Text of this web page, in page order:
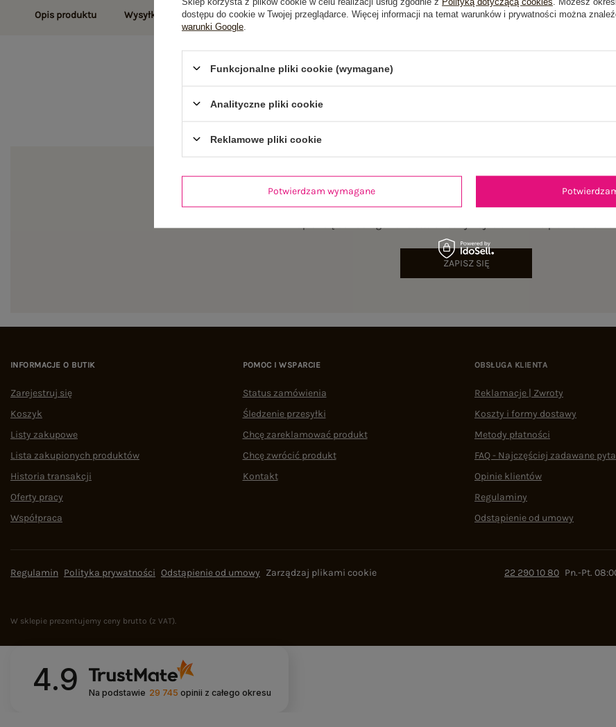
Opis produktu Wysyłka i dostawa Zwroty i reklamacje Opinie o produkcie(0)
ZAPISZ SIĘ
INFORMACJE O BUTIK
Zarejestruj się
Koszyk
Listy zakupowe
Lista zakupionych produktów
Historia transakcji
Oferty pracy
Współpraca
POMOC I WSPARCIE
Status zamówienia
Śledzenie przesyłki
Chcę zareklamować produkt
Chcę zwrócić produkt
Kontakt
OBSŁUGA KLIENTA
Reklamacje | Zwroty
Koszty i formy dostawy
Metody płatności
FAQ - Najczęściej zadawane
Opinie klientów
Regulaminy
Odstąpienie od umowy
Regulamin Polityka prywatności Odstąpienie od umowy Zarządzaj plikami cookie 22 290 10 80 Pn.-Pt.
W sklepie prezentujemy ceny brutto (z VAT).
4.9 Na podstawie 29 745 opinii z całego okresu
dostępu do cookie w Twojej przeglądarce. Więcej informacji na temat warunków i prywatności można
warunki Google
Funkcjonalne pliki cookie (wymagane)
Analityczne pliki cookie
Reklamowe pliki cookie
Potwierdzam wymagane